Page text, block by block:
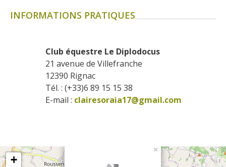
INFORMATIONS PRATIQUES
Club équestre Le Diplodocus
21 avenue de Villefranche
12390 Rignac
Tél. : (+33)6 89 15 15 38
E-mail : clairesoraia17@gmail.com
×
+